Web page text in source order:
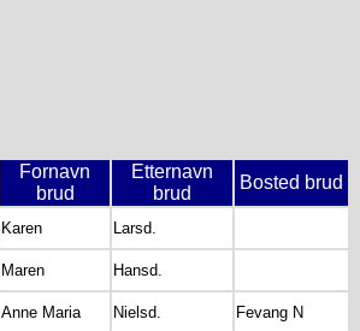
Fornavn
brud
Etternavn
brud
Bosted brud
Karen
Larsd.
Maren
Hansd.
Anne Maria Nielsd.
Fevang N